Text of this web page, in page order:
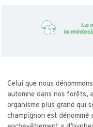
Celui que nous
automne dans nos forêts,
organisme plus grand qui
champignon est dénommé